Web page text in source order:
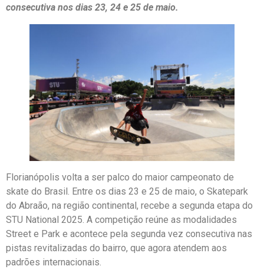
consecutiva nos dias 23, 24 e 25 de maio.
Florianópolis volta a ser palco do maior campeonato de
skate do Brasil. Entre os dias 23 e 25 de maio, o Skatepark
do Abraão, na região continental, recebe a segunda etapa do
STU National 2025. A competição reúne as modalidades
Street e Park e acontece pela segunda vez consecutiva nas
pistas revitalizadas do bairro, que agora atendem aos
padrões internacionais.